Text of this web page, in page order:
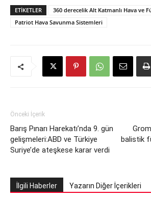
ETIKETLER
360 derecelik Alt Katmanlı Hava ve
Patriot Hava Savunma Sistemleri
Önceki İçerik
Barış Pınarı Harekatı’nda 9. gün
gelişmeleri:ABD ve Türkiye
Suriye’de ateşkese karar verdi
balistik
İlgili Haberler Yazarın Diğer İçerikleri